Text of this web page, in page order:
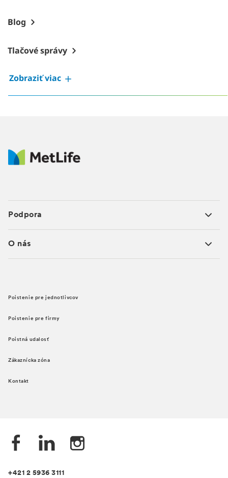
Blog
Tlačové správy
Zobraziť viac
Podpora
O nás
Poistenie pre jednotlivcov
Poistenie pre firmy
Poistná udalosť
Zákaznícka zóna
Kontakt
+421 2 5936 3111